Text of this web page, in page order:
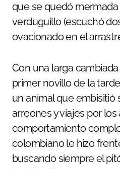
que se quedó mermada
verduguillo (escuchó
ovacionado en el
Con una larga
primer novillo de la tarde
un animal que embisitió
arreones y viajes por
comportamiento
colombiano le hizo
buscando siempre el